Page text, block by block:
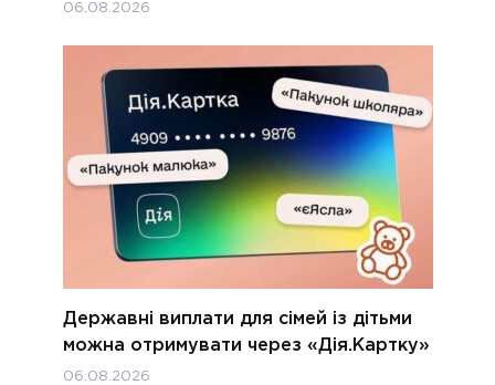
06.08.2026
Державні виплати для сімей із дітьми
можна отримувати через «Дія.Картку»
06.08.2026